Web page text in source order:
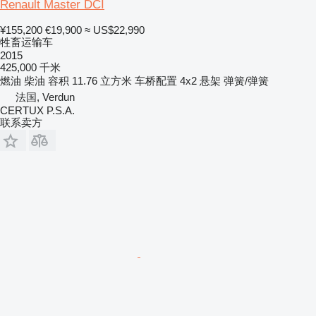
Renault Master DCI
¥155,200 €19,900 ≈ US$22,990
牲畜运输车
2015
425,000 千米
燃油 柴油 容积 11.76 立方米 车桥配置 4x2 悬架 弹簧/弹簧
法国, Verdun
CERTUX P.S.A.
联系卖方